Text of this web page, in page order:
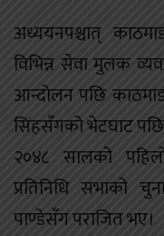
अध्ययनपश्चात्
विभिन्न सेवा मुलक
आन्दोलन पछि
सिंहसँगको भेटघाट
२०४८ सालको
प्रतिनिधि सभाको
पाण्डेसँग पराजित भए।